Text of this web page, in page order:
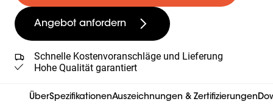
Angebot anfordern
Schnelle Kostenvoranschläge und Lieferung
Hohe Qualität garantiert
ÜberSpezifikationenAuszeichnungen & Zertifizierungen